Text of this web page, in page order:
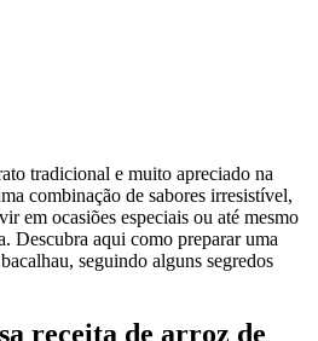
tradicional e muito apreciado na
combinação de sabores irresistível,
em ocasiões especiais ou até mesmo
Descubra aqui como preparar uma
seguindo alguns segredos
receita de arroz de